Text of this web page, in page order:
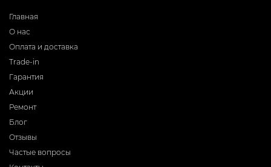
Главная
О нас
Оплата и доставка
Trade-in
Гарантия
Акции
Ремонт
Блог
Отзывы
Частые вопросы